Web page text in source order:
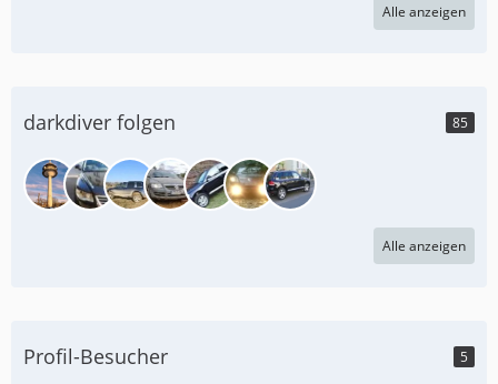
Alle anzeigen
darkdiver folgen 85
Alle anzeigen
Profil-Besucher 5